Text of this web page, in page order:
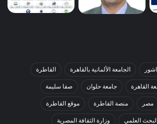
الجامعة الألمانية بالقاهرة القاطرة
القاهرة جامعة حلوان صفا سليمة
مصر منصة القاطرة موقع القاطرة
العلمي وزارة الثقافة المصرية